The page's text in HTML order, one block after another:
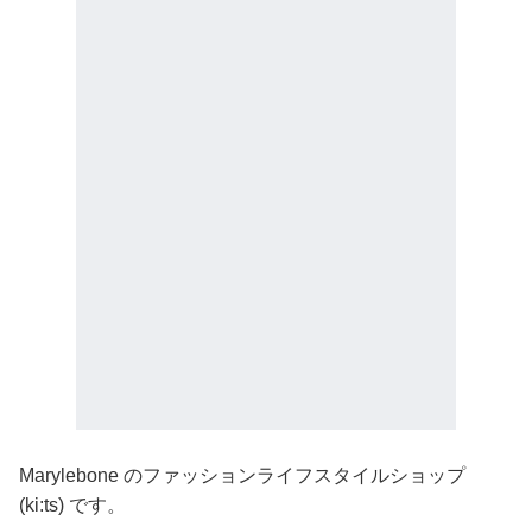
Marylebone のファッションライフスタイルショップ
(ki:ts) です。